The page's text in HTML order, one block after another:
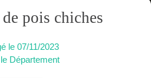
pois chiches
le 07/11/2023
Département